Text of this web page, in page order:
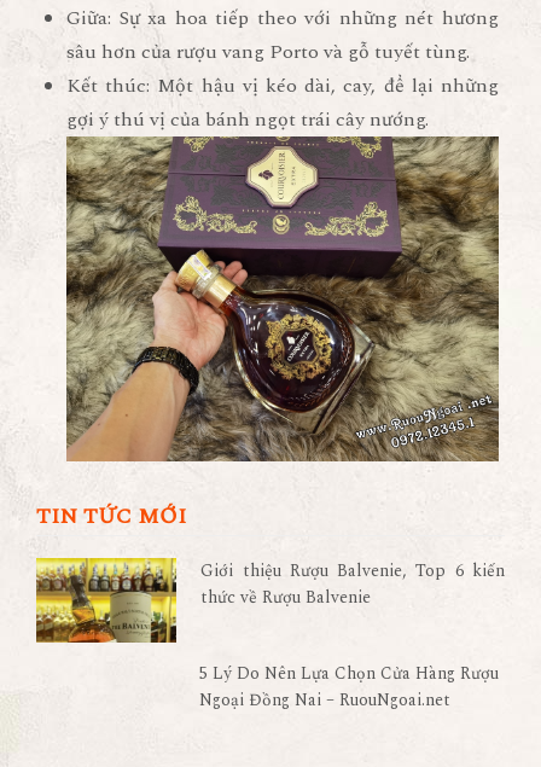
Giữa: Sự xa hoa tiếp theo với những nét hương
sâu hơn của rượu vang Porto và gỗ tuyết tùng.
Kết thúc: Một hậu vị kéo dài, cay, để lại những
gợi ý thú vị của bánh ngọt trái cây nướng.
TIN TỨC MỚI
Giới thiệu Rượu Balvenie, Top 6 kiến
thức về Rượu Balvenie
5 Lý Do Nên Lựa Chọn Cửa Hàng Rượu
Ngoại Đồng Nai – RuouNgoai.net